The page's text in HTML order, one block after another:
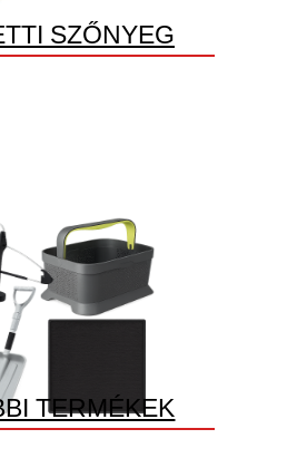
SZŐNYEG
TERMÉKEK